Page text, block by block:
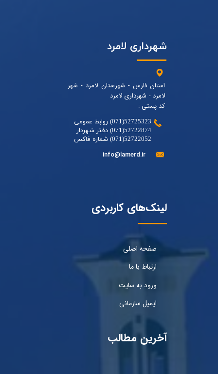
شهرداری لامرد
استان فارس - شهرستان لامرد - شهر
لامرد - شهرداری لامرد
کد پستی :
52725323(071) روابط عمومی
52722874(071) دفتر شهردار
52722052(071) شماره فاکس
info@lamerd.ir
لینک‌های کاربردی
صفحه اصلی
ارتباط با ما
ورود به سایت
ایمیل سازمانی
آخرین مطالب